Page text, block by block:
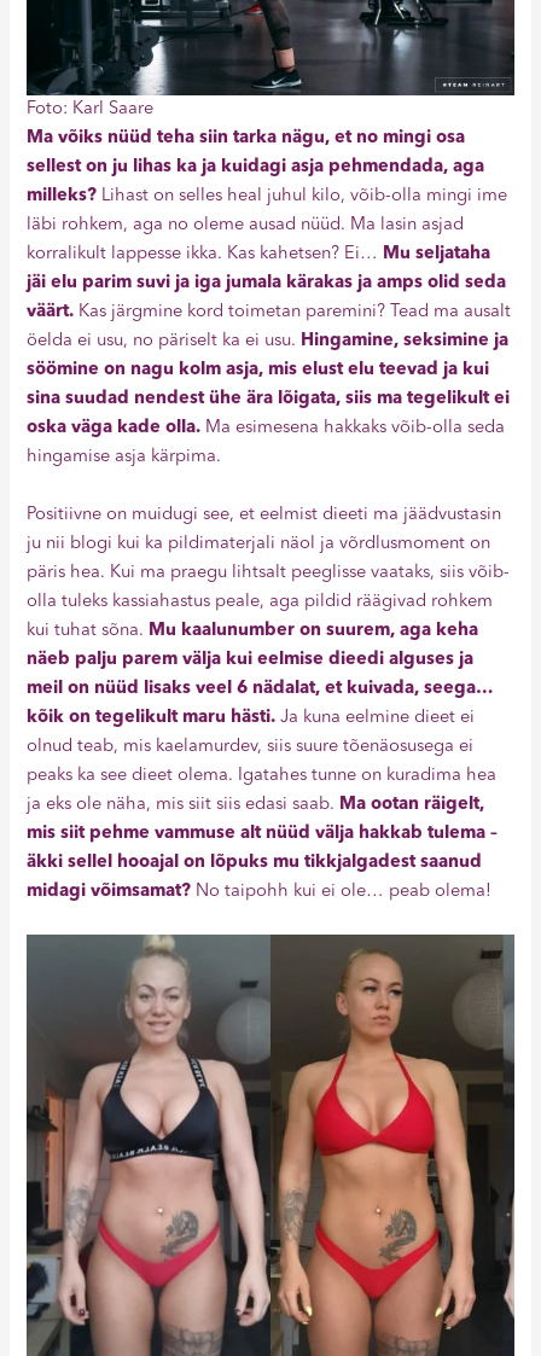
Foto: Karl Saare
Ma võiks nüüd teha siin tarka nägu, et no mingi osa
sellest on ju lihas ka ja kuidagi asja pehmendada, aga
milleks? Lihast on selles heal juhul kilo, võib-olla mingi ime
läbi rohkem, aga no oleme ausad nüüd. Ma lasin asjad
korralikult lappesse ikka. Kas kahetsen? Ei… Mu seljataha
jäi elu parim suvi ja iga jumala kärakas ja amps olid seda
väärt. Kas järgmine kord toimetan paremini? Tead ma ausalt
öelda ei usu, no päriselt ka ei usu. Hingamine, seksimine ja
söömine on nagu kolm asja, mis elust elu teevad ja kui
sina suudad nendest ühe ära lõigata, siis ma tegelikult ei
oska väga kade olla. Ma esimesena hakkaks võib-olla seda
hingamise asja kärpima.
Positiivne on muidugi see, et eelmist dieeti ma jäädvustasin
ju nii blogi kui ka pildimaterjali näol ja võrdlusmoment on
päris hea. Kui ma praegu lihtsalt peeglisse vaataks, siis võib-
olla tuleks kassiahastus peale, aga pildid räägivad rohkem
kui tuhat sõna. Mu kaalunumber on suurem, aga keha
näeb palju parem välja kui eelmise dieedi alguses ja
meil on nüüd lisaks veel 6 nädalat, et kuivada, seega…
kõik on tegelikult maru hästi.Ja kuna eelmine dieet ei
olnud teab, mis kaelamurdev, siis suure tõenäosusega ei
peaks ka see dieet olema. Igatahes tunne on kuradima hea
ja eks ole näha, mis siit siis edasi saab. Ma ootan räigelt,
mis siit pehme vammuse alt nüüd välja hakkab tulema –
äkki sellel hooajal on lõpuks mu tikkjalgadest saanud
midagi võimsamat? No taipohh kui ei ole… peab olema!